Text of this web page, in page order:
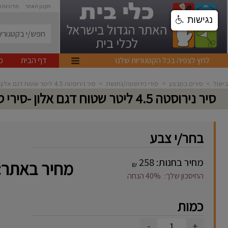
תקנון האתר
לחץ לצפיה בכל הקטגוריות שלנו דף הבית
בישול > סירים במבצע > סירי נירוסטה/נחושת > סיר נירוסטה 4.5 ליטר שטוח דגם אלון -סירי סולתם
סיר נירוסטה 4.5 ליטר שטוח דגם אלון -סירי סולתם
בחר/י צבע
מחיר בחנות:258
₪
החיסכון שלך: 40%הנחה מחיר
כמות
נגישות